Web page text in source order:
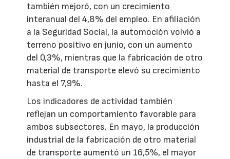
también mejoró, con un crecimiento
interanual del 4,8% del empleo. En afiliación
a la Seguridad Social, la automoción volvió a
terreno positivo en junio, con un aumento
del 0,3%, mientras que la fabricación de otro
material de transporte elevó su crecimiento
hasta el 7,9%.
Los indicadores de actividad también
reflejan un comportamiento favorable para
ambos subsectores. En mayo, la producción
industrial de la fabricación de otro material
de transporte aumentó un 16,5%, el mayor